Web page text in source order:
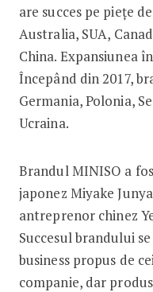
are succes pe piețe
Australia, SUA,
China. Expansiunea
Începând din 2017,
Germania, Polonia,
Ucraina.
Brandul MINISO a
japonez Miyake
antreprenor chinez
Succesul brandului
business propus de
companie, dar